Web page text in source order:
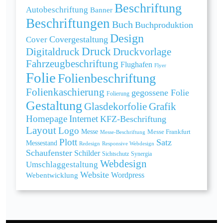
Autobeschriftung Banner Beschriftung
Beschriftungen Buch Buchproduktion
Cover Covergestaltung Design
DigitaldruckDruckDruckvorlage
Fahrzeugbeschriftung Flughafen Flyer
FolieFolienbeschriftung
Folienkaschierung Folierung gegossene Folie
Gestaltung Glasdekorfolie Grafik
HomepageInternet KFZ-Beschriftung
LayoutLogo Messe Messe-Beschriftung Messe Frankfurt
Messestand Plott Redesign Responsive Webdesign Satz
Schaufenster Schilder Sichtschutz Synergia
Umschlaggestaltung Webdesign
Webentwicklung Website Wordpress